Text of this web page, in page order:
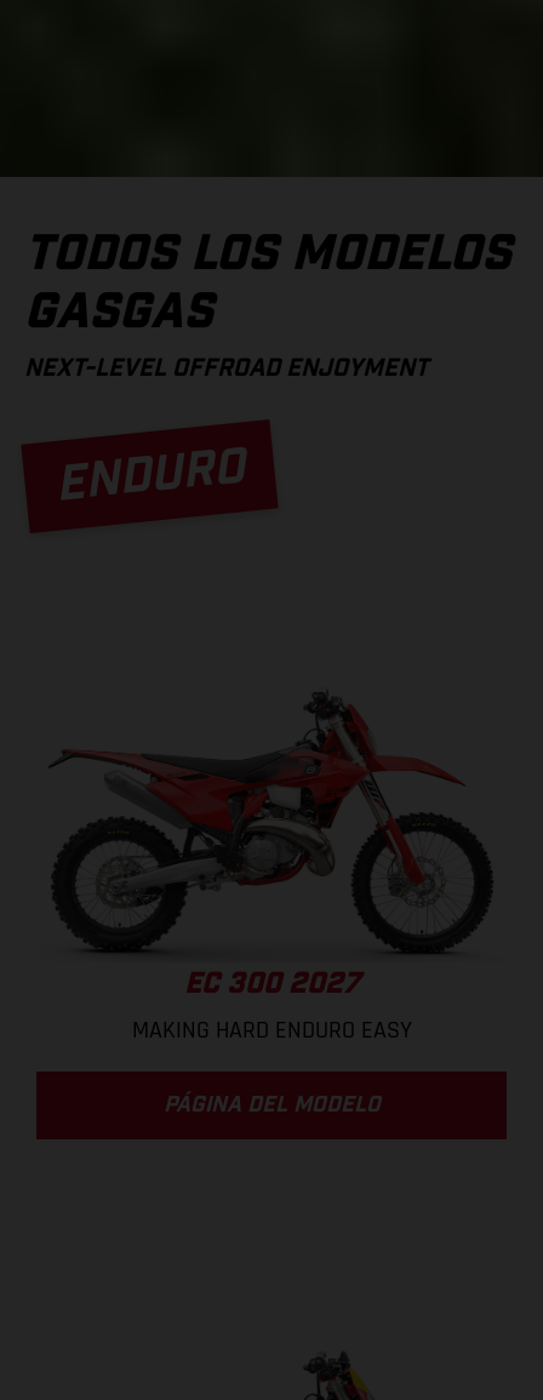
TODOS LOS MODELOS
GASGAS
NEXT-LEVEL OFFROAD ENJOYMENT
ENDURO
EC 300 2027
MAKING HARD ENDURO EASY
PÁGINA DEL MODELO